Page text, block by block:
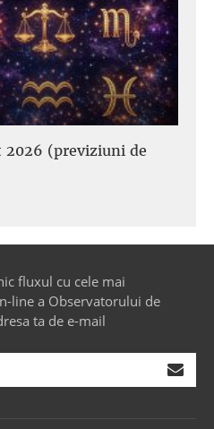
2026 (previziuni de
fluxul cu cele mai
line a Observatorului de
ta de e-mail